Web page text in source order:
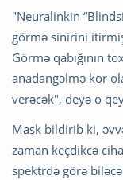
"Neuralinkin
görmə sinirini
Görmə qabığının
anadangəlmə kor
verəcək", deyə o
Mask bildirib ki,
zaman keçdikcə
spektrdə görə